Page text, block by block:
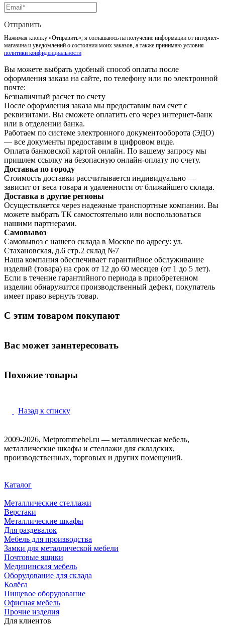
Отправить
Нажимая кнопку «Отправить», я соглашаюсь на получение информации от интернет-
магазина и уведомлений о состоянии моих заказов, а также принимаю условия
политики конфиденциальности
Вы можете выбрать удобный способ оплаты после
оформления заказа на сайте, по телефону или по электронной
почте:
Безналичный расчет по счету
После оформления заказа мы предоставим вам счет с
реквизитами. Вы сможете оплатить его через интернет-банк
или в отделении банка.
Работаем по системе электронного документооборота (ЭДО)
— все документы предоставим в цифровом виде.
Оплата банковской картой онлайн. По вашему запросу мы
пришлем ссылку на безопасную онлайн-оплату по счету.
Доставка по городу
Стоимость доставки рассчитывается индивидуально —
зависит от веса товара и удаленности от ближайшего склада.
Доставка в другие регионы
Осуществляется через надежные транспортные компании. Вы
можете выбрать ТК самостоятельно или воспользоваться
нашими партнерами.
Самовывоз
Самовывоз с нашего склада в Москве по адресу: ул.
Стахановская, д.6 стр.2 склад №7
Наша компания обеспечивает гарантийное обслуживание
изделий (товара) на срок от 12 до 60 месяцев (от 1 до 5 лет).
Если в течение гарантийного периода в приобретенном
изделии обнаружится производственный дефект, покупатель
имеет право вернуть товар.
С этим товаром покупают
Вас может заинтересовать
Похожие товары
Назад к списку
2009-2026, Metprommebel.ru — металлическая мебель,
металлические шкафы и стеллажи для складских,
производственных, торговых и других помещений.
Каталог
Металлические стеллажи
Верстаки
Металлические шкафы
Для раздевалок
Мебель для производства
Замки для металлической мебели
Почтовые ящики
Медицинская мебель
Оборудование для склада
Колёса
Пищевое оборудование
Офисная мебель
Прочие изделия
Для клиентов